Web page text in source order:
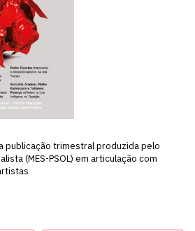
publicação trimestral produzida pelo
(MES-PSOL) em articulação com